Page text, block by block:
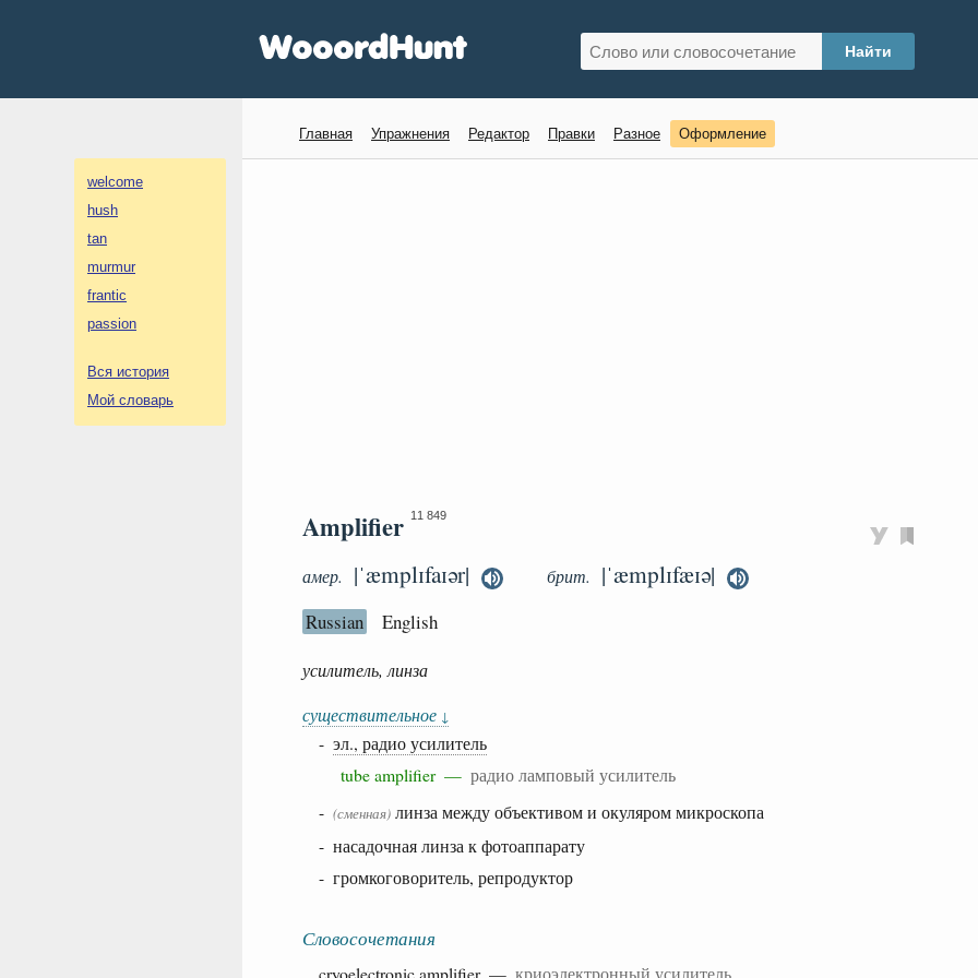
welcome
hush
tan
murmur
frantic
passion
Вся история
Мой словарь
Главная Упражнения Редактор Правки Разное Оформление
Amplifier 11 849
амер. |ˈæmplɪfaɪər| брит. |ˈæmplɪfæɪə|
Russian English
усилитель, линза
существительное ↓
- эл., радио усилитель
tube amplifier — радио ламповый усилитель
- (сменная) линза между объективом и окуляром микроскопа
- насадочная линза к фотоаппарату
- громкоговоритель, репродуктор
Словосочетания
cryoelectronicamplifier — криоэлектронный усилитель